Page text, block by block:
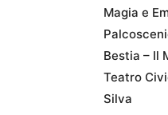
Magia e
Bestia – Il
Teatro
Silva